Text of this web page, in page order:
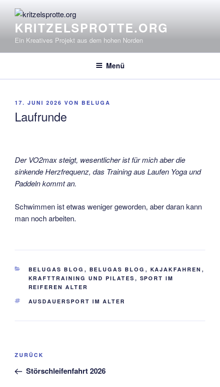
Inhalt
springenKRITZELSPROTTE.ORG
Ein Kreatives Projekt aus dem hohen Norden
Menü
VERÖFFENTLICHT
17. JUNI 2026 VON BELUGA
Laufrunde
Der VO2max steigt, wesentlicher ist für mich aber die
sinkende Herzfrequenz, das Training aus Laufen Yoga und
Paddeln kommt an.
Schwimmen ist etwas weniger geworden, aber daran kann
man noch arbeiten.
KATEGORIEN
BELUGAS BLOG , BELUGAS BLOG , KAJAKFAHREN ,
KRAFTTRAINING UND PILATES , SPORT IM
REIFEREN ALTER
SCHLAGWÖRTER
AUSDAUERSPORT IM ALTER
Beitragsnavigation
Vorheriger
Beitrag
ZURÜCK
Störschleifenfahrt 2026